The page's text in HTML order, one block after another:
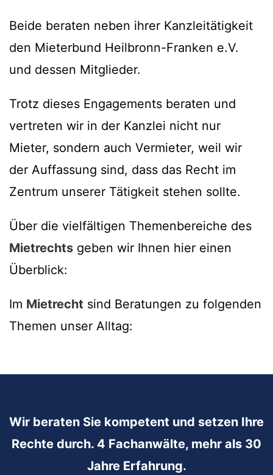
Beide beraten neben ihrer Kanzleitätigkeit
den Mieterbund Heilbronn-Franken e.V.
und dessen Mitglieder.
Trotz dieses Engagements beraten und
vertreten wir in der Kanzlei nicht nur
Mieter, sondern auch Vermieter, weil wir
der Auffassung sind, dass das Recht im
Zentrum unserer Tätigkeit stehen sollte.
Über die vielfältigen Themenbereiche des
Mietrechts geben wir Ihnen hier einen
Überblick:
Im Mietrecht sind Beratungen zu folgenden
Themen unser Alltag:
Wir beraten Sie kompetent und setzen Ihre
Rechte durch. 4 Fachanwälte, mehr als 30
Jahre Erfahrung.